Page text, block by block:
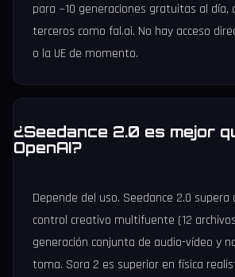
para ~10 generaciones gratuitas al día,
terceros como fal.ai. No hay acceso
o la UE de momento.
¿Seedance 2.0 es mejor
OpenAI?
Depende del uso. Seedance 2.0 supera
control creativo multifuente (12
generación conjunta de audio-vídeo y
toma. Sora 2 es superior en física